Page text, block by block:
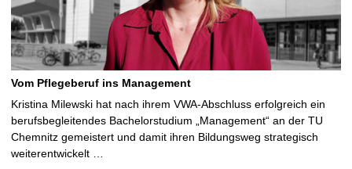
Vom Pflegeberuf ins Management
Kristina Milewski hat nach ihrem VWA-Abschluss erfolgreich ein
berufsbegleitendes Bachelorstudium „Management“ an der TU
Chemnitz gemeistert und damit ihren Bildungsweg strategisch
weiterentwickelt …